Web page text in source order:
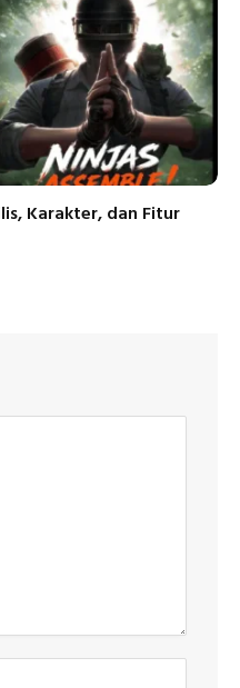
Karakter, dan Fitur